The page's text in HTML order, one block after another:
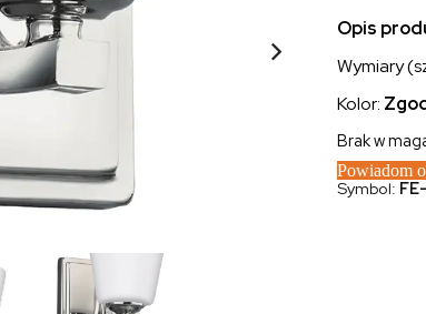
Opis
Wymiary
Kolor:
Brak w
Powiadom
Symbol: